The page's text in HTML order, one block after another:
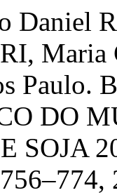
Daniel
Maria
Paulo.
DO
SOJA